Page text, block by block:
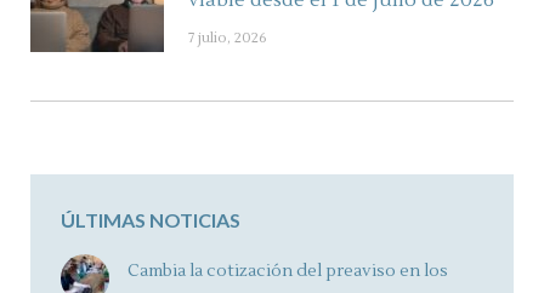
7 julio, 2026
ÚLTIMAS NOTICIAS
Cambia la cotización del preaviso en los